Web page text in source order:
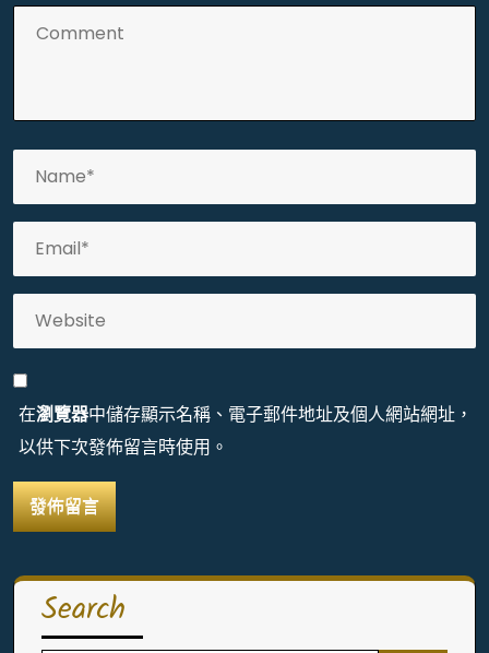
在瀏覽器中儲存顯示名稱、電子郵件地址及個人網站網址，
以供下次發佈留言時使用。
Search